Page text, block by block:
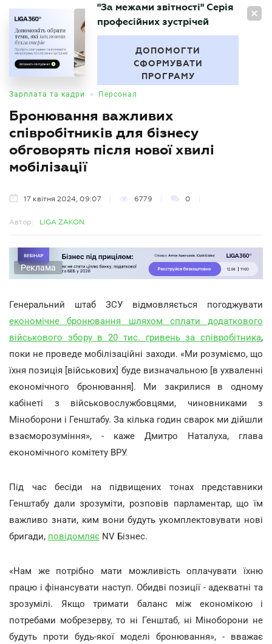
UA
БУХГАЛТЕР
"За межами звітності" Серія
професійних зустрічей
ДОПОМОГТИ
СФОРМУВАТИ
ПРОГРАМУ
Зарплата та кадри • Персонал
Бронювання важливих
співробітників для бізнесу
обговорять після нової хвилі
мобілізації
17 квітня 2024, 09:07 6779 0
Автор: LIGA ZAKON
Реклама
Генеральний штаб ЗСУ відмовляється погоджувати
економічне бронювання шляхом сплати додаткового
військового збору в 20 тис. гривень за співробітника,
поки не проведе мобілізаційні заходи. «Ми розуміємо, що
їхня позиція [військових] буде визначальною [в ухваленні
економічного бронювання]. Ми закрилися в одному
кабінеті з військовослужбовцями, чиновниками з
Міноборони і Генштабу. За кілька годин сварок ми дійшли
взаєморозуміння», - каже Дмитро Наталуха, глава
економічного комітету ВРУ.
Під час бесіди на підвищених тонах представники
Генштабу дали зрозуміти, розповів парламентар, що їм
важливо знати, ким вони будуть укомплектовувати нові
бригади, повідомляє NV Бізнес.
«Нам же потрібно мати можливість оплачувати їхню
працю і фінансувати наступ. Обидві позиції - адекватні та
зрозумілі. Якщо тримати баланс між економікою і
потребами мобрезерву, то ні Генштаб, ні Міноборони не
будуть проти будь-якої моделі бронювання», - вважає